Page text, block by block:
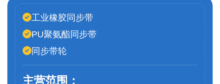
工业橡胶同步带
PU聚氨酯同步带
同步带轮
主营范围：